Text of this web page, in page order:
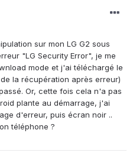
sur mon LG G2 sous
"LG Security Error", je me
mode et j'ai téléchargé le
la récupération après erreur)
Or, cette fois cela n'a pas
plante au démarrage, j'ai
d'erreur, puis écran noir ..
téléphone ?